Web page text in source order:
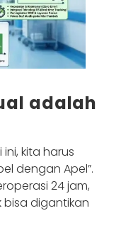
adalah
kita harus
dengan Apel”.
24 jam,
digantikan